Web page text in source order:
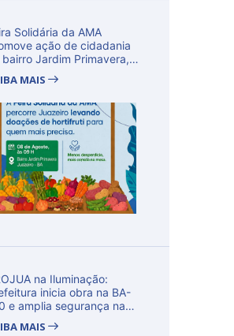
Solidária da AMA
ação de cidadania
bairro Jardim Primavera,
MAIS
na Iluminação:
inicia obra na BA-
e amplia segurança na
MAIS